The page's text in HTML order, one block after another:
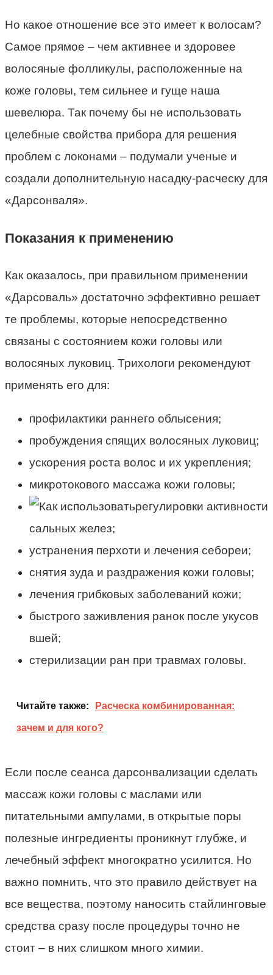
Но какое отношение все это имеет к волосам?
Самое прямое – чем активнее и здоровее
волосяные фолликулы, расположенные на
коже головы, тем сильнее и гуще наша
шевелюра. Так почему бы не использовать
целебные свойства прибора для решения
проблем с локонами – подумали ученые и
создали дополнительную насадку-расческу для
«Дарсонваля».
Показания к применению
Как оказалось, при правильном применении
«Дарсоваль» достаточно эффективно решает
те проблемы, которые непосредственно
связаны с состоянием кожи головы или
волосяных луковиц. Трихологи рекомендуют
применять его для:
профилактики раннего облысения;
пробуждения спящих волосяных луковиц;
ускорения роста волос и их укрепления;
микротокового массажа кожи головы;
регулировки активности
сальных желез;
устранения перхоти и лечения себореи;
снятия зуда и раздражения кожи головы;
лечения грибковых заболеваний кожи;
быстрого заживления ранок после укусов
вшей;
стерилизации ран при травмах головы.
Читайте также: Расческа комбинированная:
зачем и для кого?
Если после сеанса дарсонвализации сделать
массаж кожи головы с маслами или
питательными ампулами, в открытые поры
полезные ингредиенты проникнут глубже, и
лечебный эффект многократно усилится. Но
важно помнить, что это правило действует на
все вещества, поэтому наносить стайлинговые
средства сразу после процедуры точно не
стоит – в них слишком много химии.